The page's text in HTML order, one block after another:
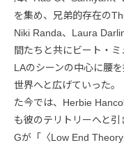
を集め、兄弟的存在の
Niki Randa、Laura
間たちと共にビート・
LAのシーンの中心に腰
世界へと広げていった
た今では、Herbie
も彼のテリトリーへと
Gが「〈Low End